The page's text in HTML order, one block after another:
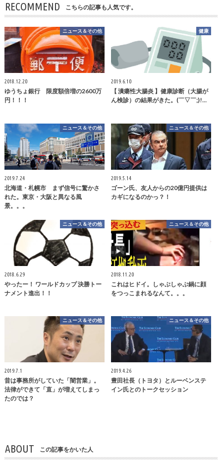
RECOMMEND こちらの記事も人気です。
ニュース＆その他
2018.12.20
ゆうちょ銀行 限度額倍増の2600万
円！！！
健康
2019.6.10
【 潰瘍性大腸炎 】健康診断（大腸が
ん検診）の結果がきた。(￣▽￣;)!…
ニュース＆その他
2019.7.24
北海道・札幌市 まず信号に驚かさ
れた。東京・大阪と異なる風
景。。。
ニュース＆その他
2019.5.14
ゴーン氏、友人からの20億円提供は
カギになるのかっ？！
ニュース＆その他
2018.6.29
やったー！ ワールドカップ 決勝トー
ナメント進出！！
ニュース＆その他
2018.11.20
これはヒドイ。しゃぶしゃぶ鍋に顔
をつっこまれるなんて。。。
ニュース＆その他
2019.7.1
昔は事務所がしていた「闇営業」。
法律ができて「直」が増えてしまっ
たのでは？
ニュース＆その他
2019.4.26
豊田社長（トヨタ）とルーベンステ
イン氏とのトークセッション
ABOUT この記事をかいた人